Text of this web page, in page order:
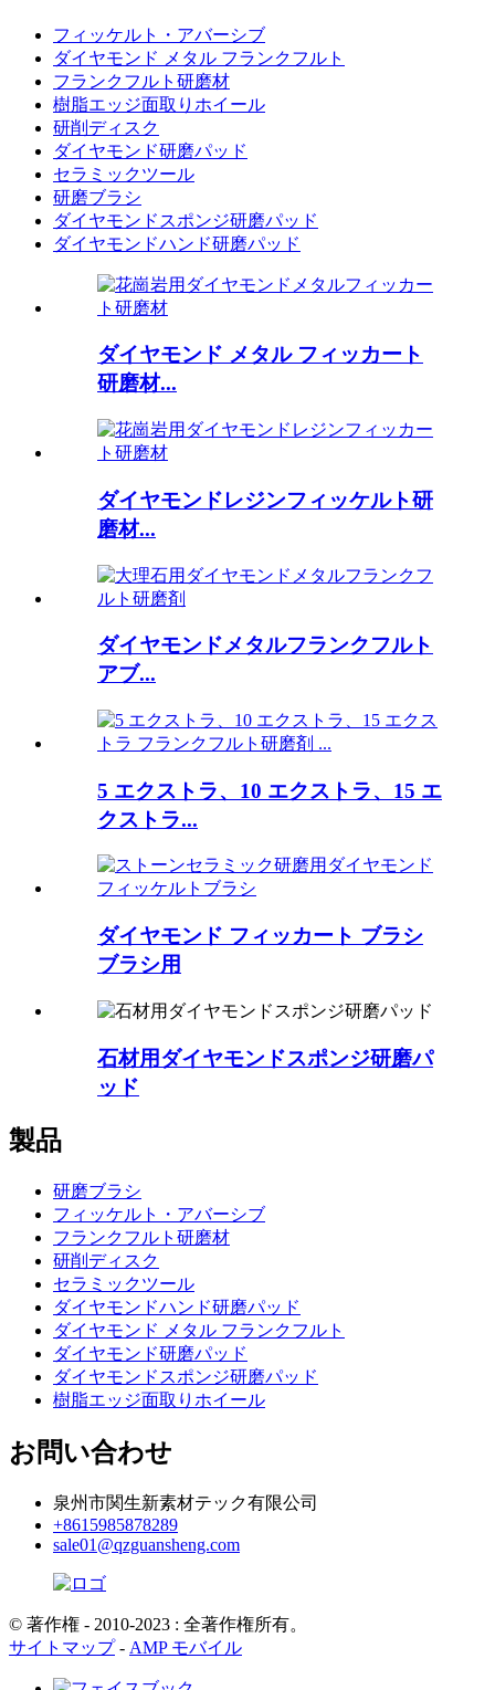
フィッケルト・アバーシブ
ダイヤモンド メタル フランクフルト
フランクフルト研磨材
樹脂エッジ面取りホイール
研削ディスク
ダイヤモンド研磨パッド
セラミックツール
研磨ブラシ
ダイヤモンドスポンジ研磨パッド
ダイヤモンドハンド研磨パッド
ダイヤモンド メタル フィッカート
研磨材...
ダイヤモンドレジンフィッケルト研
磨材...
ダイヤモンドメタルフランクフルト
アブ...
5 エクストラ、10 エクストラ、15 エ
クストラ...
ダイヤモンド フィッカート ブラシ
ブラシ用
石材用ダイヤモンドスポンジ研磨パ
ッド
製品
研磨ブラシ
フィッケルト・アバーシブ
フランクフルト研磨材
研削ディスク
セラミックツール
ダイヤモンドハンド研磨パッド
ダイヤモンド メタル フランクフルト
ダイヤモンド研磨パッド
ダイヤモンドスポンジ研磨パッド
樹脂エッジ面取りホイール
お問い合わせ
泉州市関生新素材テック有限公司
+8615985878289
sale01@qzguansheng.com
© 著作権 - 2010-2023 : 全著作権所有。
サイトマップ- AMP モバイル